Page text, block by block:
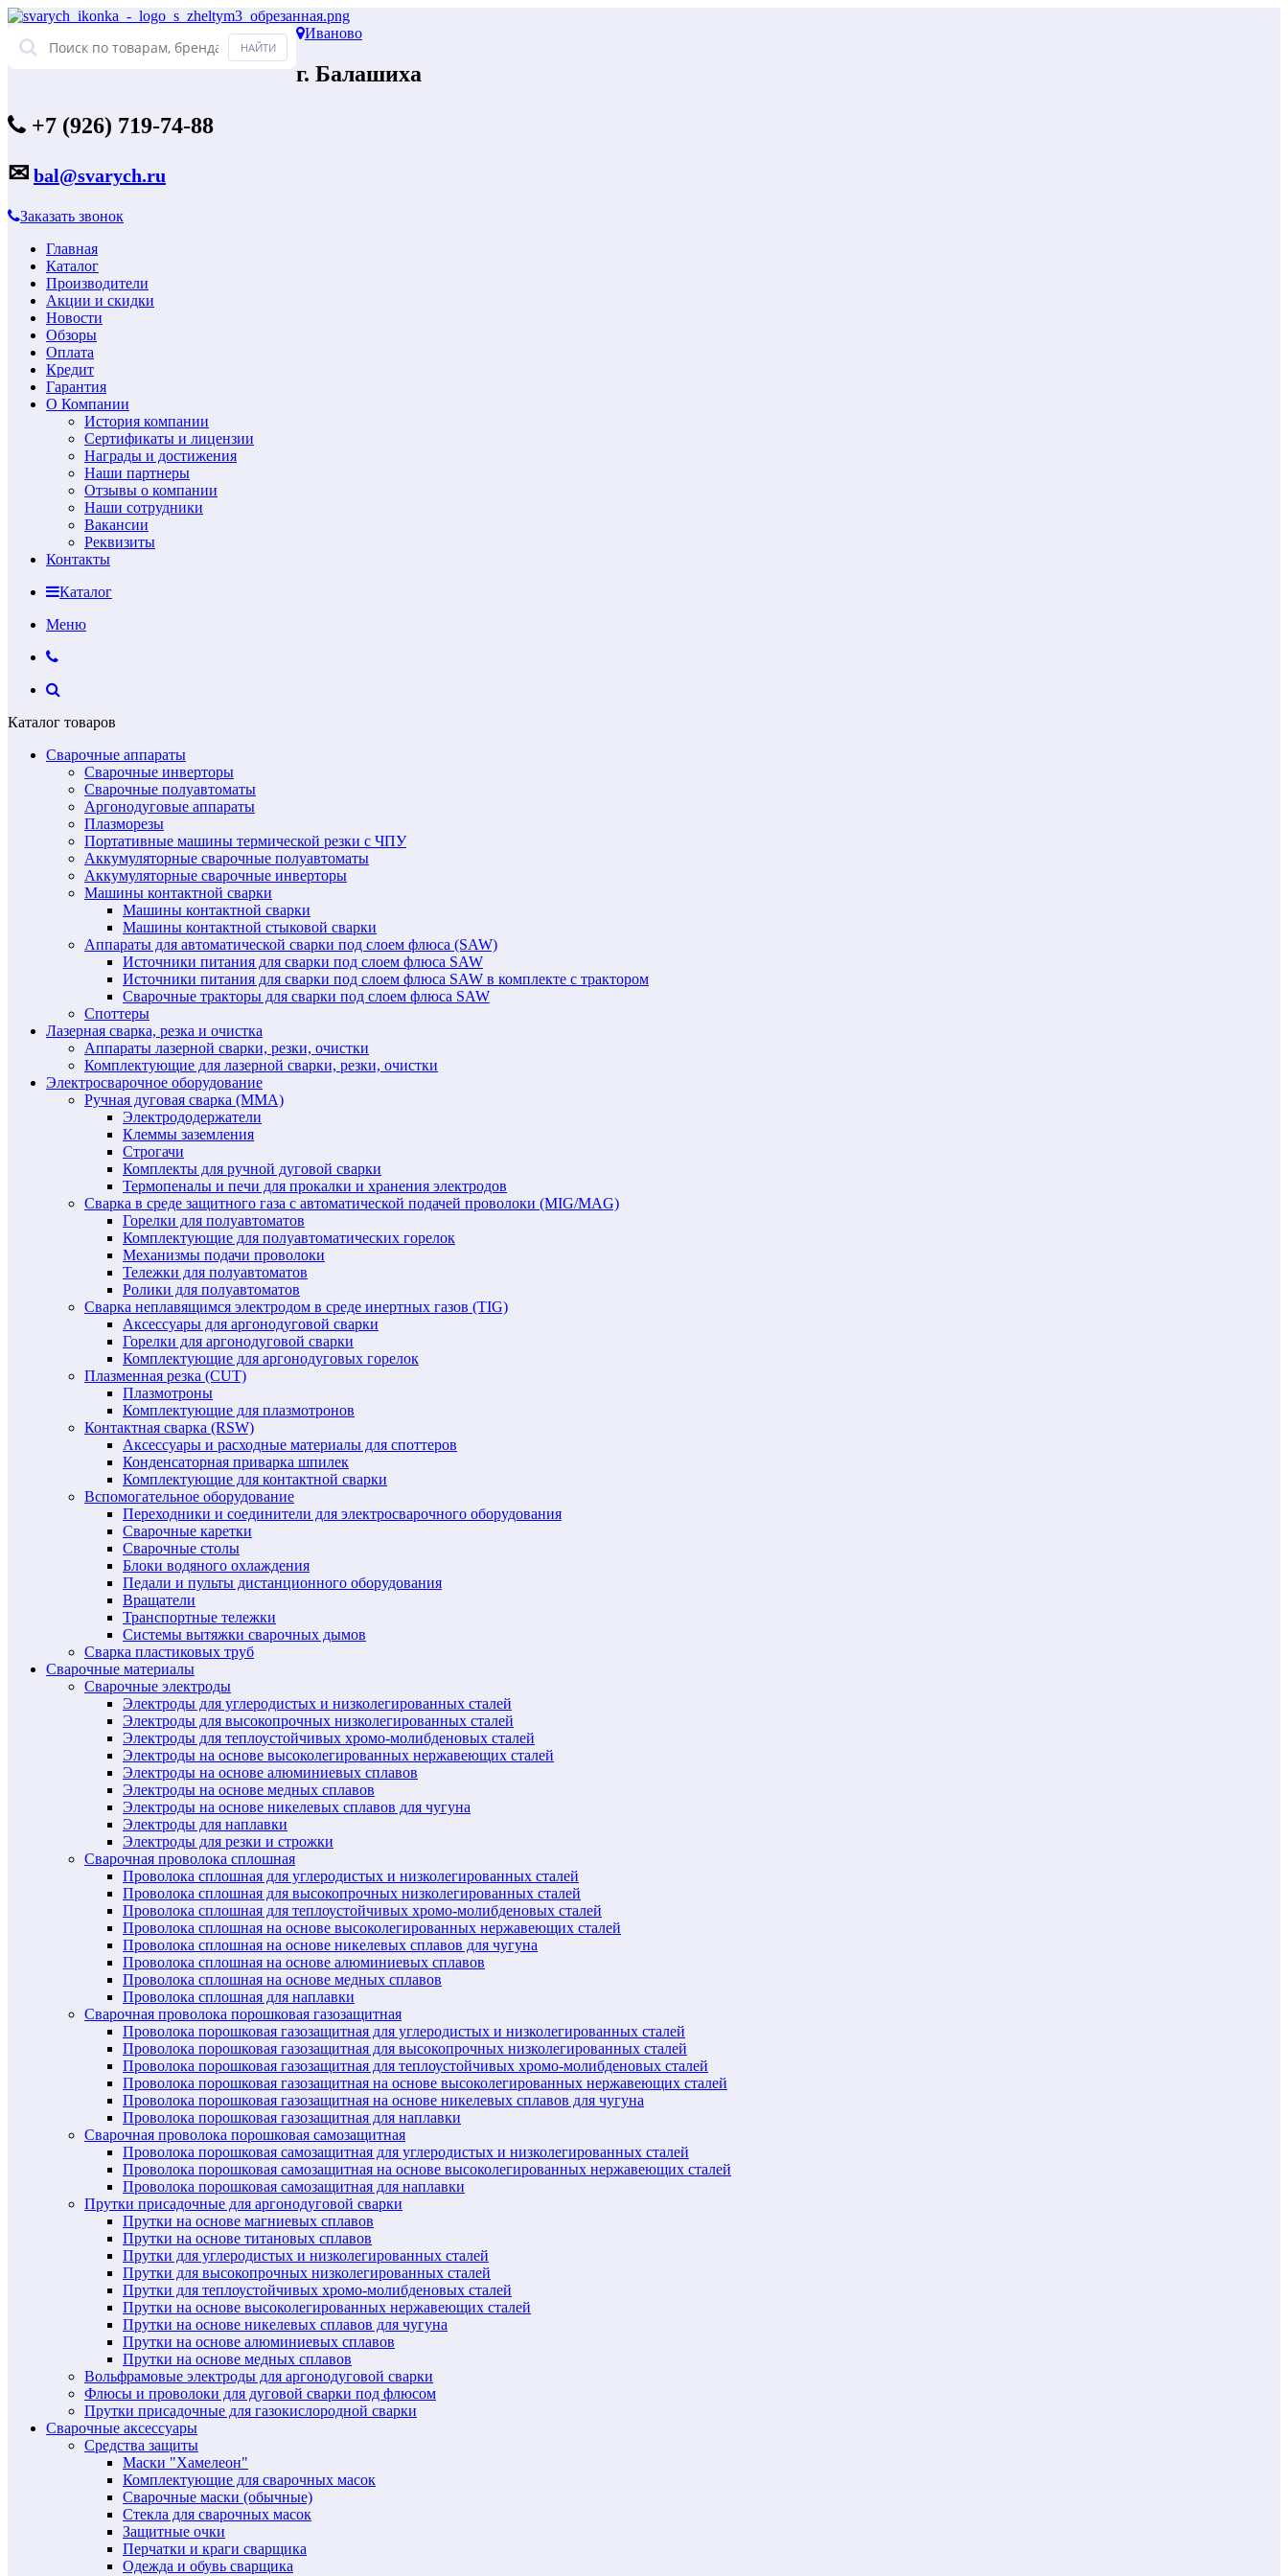
Иваново
г. Балашиха
+7 (926) 719-74-88
✉ bal@svarych.ru
Заказать звонок
Главная
Каталог
Производители
Акции и скидки
Новости
Обзоры
Оплата
Кредит
Гарантия
О Компании
История компании
Сертификаты и лицензии
Награды и достижения
Наши партнеры
Отзывы о компании
Наши сотрудники
Вакансии
Реквизиты
Контакты
Каталог
Меню
Каталог товаров
Сварочные аппараты
Сварочные инверторы
Сварочные полуавтоматы
Аргонодуговые аппараты
Плазморезы
Портативные машины термической резки с ЧПУ
Аккумуляторные сварочные полуавтоматы
Аккумуляторные сварочные инверторы
Машины контактной сварки
Машины контактной сварки
Машины контактной стыковой сварки
Аппараты для автоматической сварки под слоем флюса (SAW)
Источники питания для сварки под слоем флюса SAW
Источники питания для сварки под слоем флюса SAW в комплекте с трактором
Сварочные тракторы для сварки под слоем флюса SAW
Споттеры
Лазерная сварка, резка и очистка
Аппараты лазерной сварки, резки, очистки
Комплектующие для лазерной сварки, резки, очистки
Электросварочное оборудование
Ручная дуговая сварка (MMA)
Электрододержатели
Клеммы заземления
Строгачи
Комплекты для ручной дуговой сварки
Термопеналы и печи для прокалки и хранения электродов
Сварка в среде защитного газа с автоматической подачей проволоки (MIG/MAG)
Горелки для полуавтоматов
Комплектующие для полуавтоматических горелок
Механизмы подачи проволоки
Тележки для полуавтоматов
Ролики для полуавтоматов
Сварка неплавящимся электродом в среде инертных газов (TIG)
Аксессуары для аргонодуговой сварки
Горелки для аргонодуговой сварки
Комплектующие для аргонодуговых горелок
Плазменная резка (CUT)
Плазмотроны
Комплектующие для плазмотронов
Контактная сварка (RSW)
Аксессуары и расходные материалы для споттеров
Конденсаторная приварка шпилек
Комплектующие для контактной сварки
Вспомогательное оборудование
Переходники и соединители для электросварочного оборудования
Сварочные каретки
Сварочные столы
Блоки водяного охлаждения
Педали и пульты дистанционного оборудования
Вращатели
Транспортные тележки
Системы вытяжки сварочных дымов
Сварка пластиковых труб
Сварочные материалы
Сварочные электроды
Электроды для углеродистых и низколегированных сталей
Электроды для высокопрочных низколегированных сталей
Электроды для теплоустойчивых хромо-молибденовых сталей
Электроды на основе высоколегированных нержавеющих сталей
Электроды на основе алюминиевых сплавов
Электроды на основе медных сплавов
Электроды на основе никелевых сплавов для чугуна
Электроды для наплавки
Электроды для резки и строжки
Сварочная проволока сплошная
Проволока сплошная для углеродистых и низколегированных сталей
Проволока сплошная для высокопрочных низколегированных сталей
Проволока сплошная для теплоустойчивых хромо-молибденовых сталей
Проволока сплошная на основе высоколегированных нержавеющих сталей
Проволока сплошная на основе никелевых сплавов для чугуна
Проволока сплошная на основе алюминиевых сплавов
Проволока сплошная на основе медных сплавов
Проволока сплошная для наплавки
Сварочная проволока порошковая газозащитная
Проволока порошковая газозащитная для углеродистых и низколегированных сталей
Проволока порошковая газозащитная для высокопрочных низколегированных сталей
Проволока порошковая газозащитная для теплоустойчивых хромо-молибденовых сталей
Проволока порошковая газозащитная на основе высоколегированных нержавеющих сталей
Проволока порошковая газозащитная на основе никелевых сплавов для чугуна
Проволока порошковая газозащитная для наплавки
Сварочная проволока порошковая самозащитная
Проволока порошковая самозащитная для углеродистых и низколегированных сталей
Проволока порошковая самозащитная на основе высоколегированных нержавеющих сталей
Проволока порошковая самозащитная для наплавки
Прутки присадочные для аргонодуговой сварки
Прутки на основе магниевых сплавов
Прутки на основе титановых сплавов
Прутки для углеродистых и низколегированных сталей
Прутки для высокопрочных низколегированных сталей
Прутки для теплоустойчивых хромо-молибденовых сталей
Прутки на основе высоколегированных нержавеющих сталей
Прутки на основе никелевых сплавов для чугуна
Прутки на основе алюминиевых сплавов
Прутки на основе медных сплавов
Вольфрамовые электроды для аргонодуговой сварки
Флюсы и проволоки для дуговой сварки под флюсом
Прутки присадочные для газокислородной сварки
Сварочные аксессуары
Средства защиты
Маски "Хамелеон"
Комплектующие для сварочных масок
Сварочные маски (обычные)
Стекла для сварочных масок
Защитные очки
Перчатки и краги сварщика
Одежда и обувь сварщика